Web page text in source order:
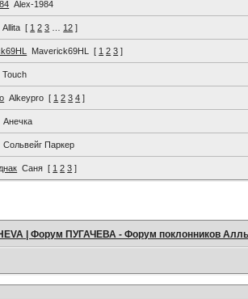
Alex-1984
Allita [ 1 2 3 12 ]
Maverick69HL [ 1 2 3 ]
Touch
Alkeypro [ 1 2 3 4 ]
Анечка
Сольвейг Паркер
Саня [ 1 2 3 ]
| Форум ПУГАЧЕВА - Форум поклонников